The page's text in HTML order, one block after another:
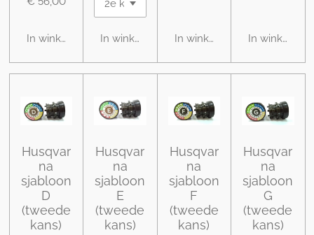
In winkelwagenIn winkelwagenIn winkelwagenIn
Husqvar
na
sjabloon
D
(tweede
kans)
Husqvar
na
sjabloon
E
(tweede
kans)
Husqvar
na
sjabloon
F
(tweede
kans)
Husqvar
na
sjabloon
G
(tweede
kans)